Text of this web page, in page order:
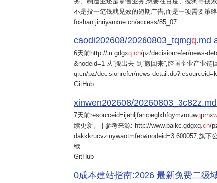
不是投一笔钱就见效的短期广告,而是一项需要策
foshan.jinriyanxue.cn/access/85_07...
caodi202608/20260803_tqmgq.md
6天前http://m.gdgxq cn/pz/decisionrefer/news-
&nodeid=1 从“搬出去”到“搬回来”,跨国企业产业
q.cn/pz/decisionrefer/news-
GitHub
xinwen202608/
7天前resourceid=ijehljfarnpeglxhfqymvrouwqprnx
续更新。 | 参考来源: http://www.baike.gdgxq. cn/
dakkkrucvzmywaotmfeb&nodeid=3 600057,旗下
续...
GitHub
0成本建站指南:2026 最新免费二级